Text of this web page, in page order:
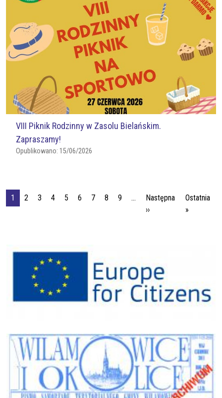
VIII Piknik Rodzinny w Zasolu Bielańskim.
Zapraszamy!
Opublikowano: 15/06/2026
Stronicowanie
1 2 3 4 5 6 7 8 9 …
Następna
››Następna strona
Ostatnia
»Ostatnia